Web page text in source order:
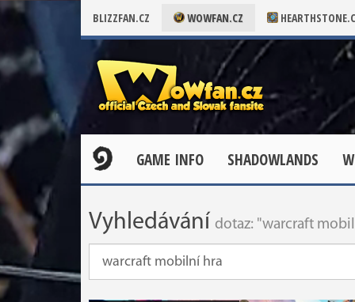
BLIZZFAN.CZ WOWFAN.CZ
GAME INFO SHADOWLANDS
Vyhledávání dotaz: "warcraft